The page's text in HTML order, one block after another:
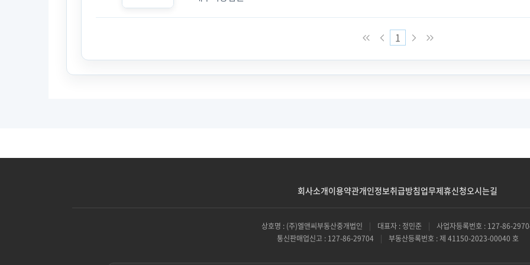
1
회사소개이용약관개인정보취급방침업무제휴신청오시는길
상호명 : (주)엘앤씨부동산중개법인 | 대표자 : 정민준 |
사업자등록번호 : 127-86-
통신판매업신고 : 127-86-29704
| 부동산등록번호 : 제 41150-2023-00040 호